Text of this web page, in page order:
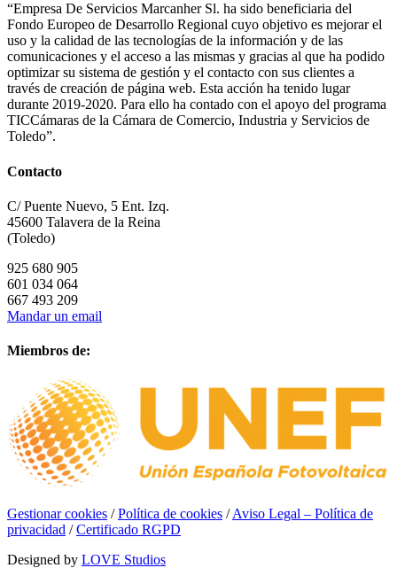
“Empresa De Servicios Marcanher Sl. ha sido beneficiaria del
Fondo Europeo de Desarrollo Regional cuyo objetivo es mejorar el
uso y la calidad de las tecnologías de la información y de las
comunicaciones y el acceso a las mismas y gracias al que ha podido
optimizar su sistema de gestión y el contacto con sus clientes a
través de creación de página web. Esta acción ha tenido lugar
durante 2019-2020. Para ello ha contado con el apoyo del programa
TICCámaras de la Cámara de Comercio, Industria y Servicios de
Toledo”.
Contacto
C/ Puente Nuevo, 5 Ent. Izq.
45600 Talavera de la Reina
(Toledo)
925 680 905
601 034 064
667 493 209
Mandar un email
Miembros de:
Gestionar cookies /Política de cookies /Aviso Legal – Política de
privacidad /Certificado RGPD
Designed by LOVE Studios